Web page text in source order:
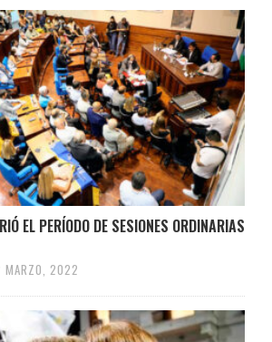
EL PERÍODO DE SESIONES ORDINARIAS
MARZO, 2022